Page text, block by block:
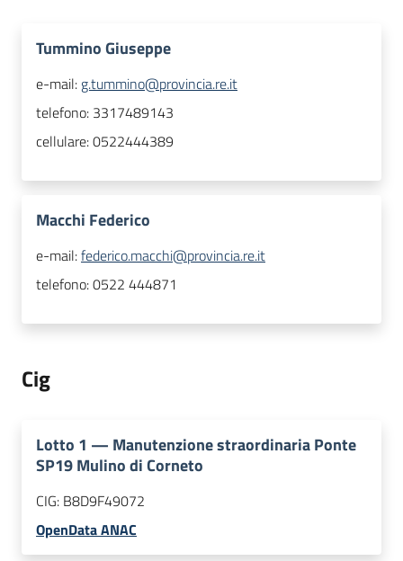
Tummino Giuseppe
e-mail: g.tummino@provincia.re.it
telefono: 3317489143
cellulare:0522444389
Macchi Federico
e-mail:federico.macchi@provincia.re.it
telefono:0522 444871
Cig
Lotto 1 — Manutenzione straordinaria Ponte
SP19 Mulino di Corneto
CIG: B8D9F49072
OpenData ANAC